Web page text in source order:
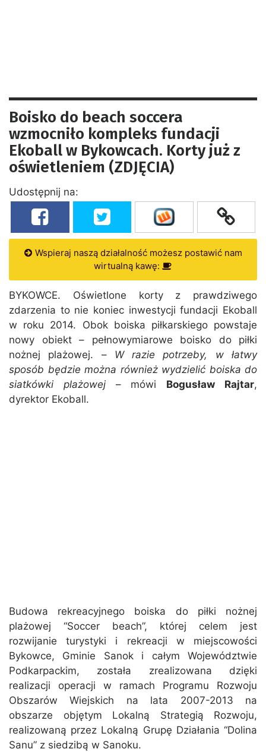
Boisko do beach soccera
wzmocniło kompleks fundacji
Ekoball w Bykowcach. Korty już z
oświetleniem (ZDJĘCIA)
Udostępnij na:
Wspieraj naszą działalność możesz postawić nam
wirtualną kawę:
BYKOWCE. Oświetlone korty z prawdziwego
zdarzenia to nie koniec inwestycji fundacji Ekoball
w roku 2014. Obok boiska piłkarskiego powstaje
nowy obiekt – pełnowymiarowe boisko do piłki
nożnej plażowej. – W razie potrzeby, w łatwy
sposób będzie można również wydzielić boiska do
siatkówki plażowej– mówi Bogusław Rajtar,
dyrektor Ekoball.
Budowa rekreacyjnego boiska do piłki nożnej
plażowej “Soccer beach”, której celem jest
rozwijanie turystyki i rekreacji w miejscowości
Bykowce, Gminie Sanok i całym Województwie
Podkarpackim, została zrealizowana dzięki
realizacji operacji w ramach Programu Rozwoju
Obszarów Wiejskich na lata 2007-2013 na
obszarze objętym Lokalną Strategią Rozwoju,
realizowaną przez Lokalną Grupę Działania “Dolina
Sanu” z siedzibą w Sanoku.